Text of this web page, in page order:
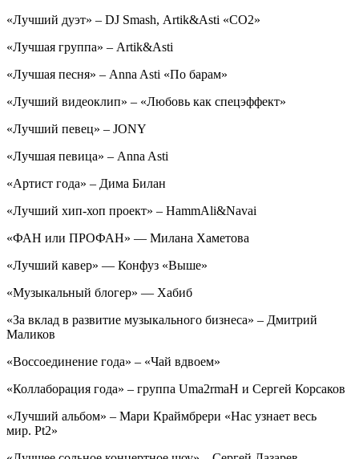
«Лучший дуэт» – DJ Smash, Artik&Asti «СО2»
«Лучшая группа» – Artik&Asti
«Лучшая песня» – Anna Asti «По барам»
«Лучший видеоклип» – «Любовь как спецэффект»
«Лучший певец» – JONY
«Лучшая певица» – Anna Asti
«Артист года» – Дима Билан
«Лучший хип-хоп проект» – HammAli&Navai
«ФАН или ПРОФАН» — Милана Хаметова
«Лучший кавер» — Конфуз «Выше»
«Музыкальный блогер» — Хабиб
«За вклад в развитие музыкального бизнеса» – Дмитрий
Маликов
«Воссоединение года» – «Чай вдвоем»
«Коллаборация года» – группа Uma2rmaH и Сергей Корсаков
«Лучший альбом» – Мари Краймбрери «Нас узнает весь
мир. Pt2»